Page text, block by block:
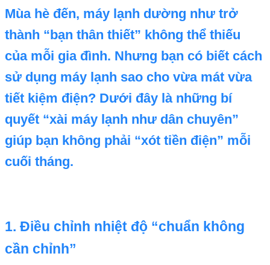
Mùa hè đến, máy lạnh dường như trở
thành “bạn thân thiết” không thể thiếu
của mỗi gia đình. Nhưng bạn có biết cách
sử dụng máy lạnh sao cho vừa mát vừa
tiết kiệm điện? Dưới đây là những bí
quyết “xài máy lạnh như dân chuyên”
giúp bạn không phải “xót tiền điện” mỗi
cuối tháng.
1. Điều chỉnh nhiệt độ “chuẩn không
cần chỉnh”